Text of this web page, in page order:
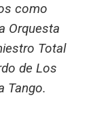
como
Orquesta
Total
de Los
Tango.